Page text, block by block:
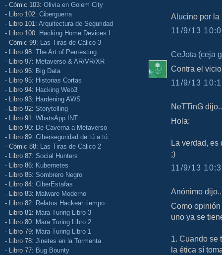
- Cómic 103: Olivia en Golem City
- Libro 102: Ciberguerra
- Libro 101: Arquitectura de Seguridad
- Libro 100: Hacking Home Devices I
- Cómic 99: Las Tiras de Cálico 3
- Libro 98: The Art of Pentesting
- Libro 97: Metaverso & AR/VR/XR
- Libro 96: Big Data
- Libro 95: Historias Cortas
- Libro 94: Hacking Web3
- Libro 93: Hardening AWS
- Libro 92: Storytelling
- Libro 91: WhatsApp INT
- Libro 90: De Caverna a Metaverso
- Libro 89: Ciberseguridad de tú a tú
- Cómic 88: Las Tiras de Cálico 2
- Libro 87: Social Hunters
- Libro 86: Kubernetes
- Libro 85: Sombrero Negro
- Libro 84: CiberEstafas
- Libro 83: Malware Moderno
- Libro 82: Relatos Hackear tiempo
- Libro 81: Mara Turing Libro 3
- Libro 80: Mara Turing Libro 2
- Libro 79: Mara Turing Libro 1
- Libro 78: Jinetes en la Tormenta
- Libro 77: Bug Bounty
Alucino por la
11/9/13
CeJota (ceja
Contra el
11/9/13
NeTTinG
Hola:
La verdad, es
;)
11/9/13
Anónimo
Como
uno ya se
1. Cuando se
la ética sí